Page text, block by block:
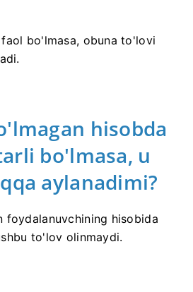
bo'lmasa, obuna to'lovi
hisobda
bo'lmasa, u
aylanadimi?
foydalanuvchining hisobida
to'lov olinmaydi.